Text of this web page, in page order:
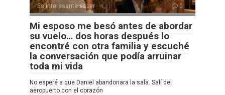
Es interesante saber 0
Mi esposo me besó antes de abordar
su vuelo… dos horas después lo
encontré con otra familia y escuché
la conversación que podía arruinar
toda mi vida
No esperé a que Daniel abandonara la sala. Salí del
aeropuerto con el corazón